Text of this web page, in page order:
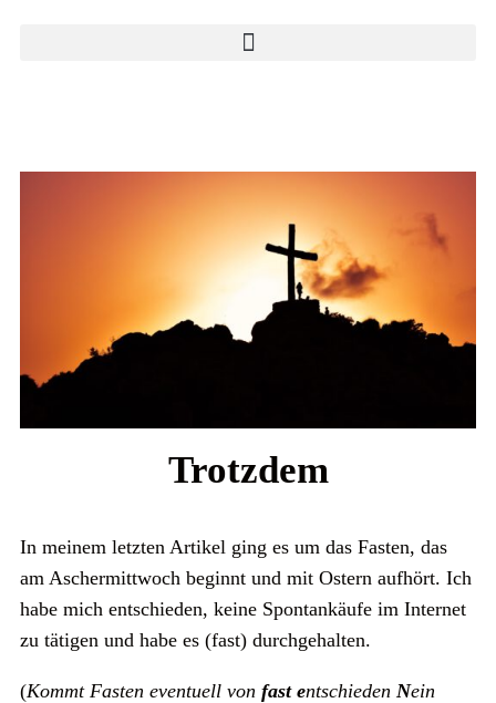
Trotzdem
In meinem letzten Artikel ging es um das Fasten, das
am Aschermittwoch beginnt und mit Ostern aufhört. Ich
habe mich entschieden, keine Spontankäufe im Internet
zu tätigen und habe es (fast) durchgehalten.
(Kommt Fasten eventuell von fast entschieden Nein